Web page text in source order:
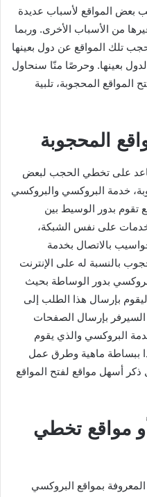
بعض المواقع لأسباب عديدة
من الأسباب الأخرى. وربما
تلك المواقع عن دول بعينها
بعينها. وحرصًا منّا سنحاول
المواقع المحجوبة، تلبية
المحجوبة
على تخطي الحجب لبعض
خدمة البروكسي والبروكسي
تقوم بدور الوسيط بين
على نفس الشبكة،
بالاتصال بخدمة
بالنسبة له على الإنترنت
بدور الوساطة بحيث
بإرسال هذا الطلب إلى
بإرسال الصفحات
البروكسي والذي يقوم
ببساطة ماهية وطرق عمل
أسهل مواقع لفتح المواقع
مواقع تخطي
بمواقع البروكسي